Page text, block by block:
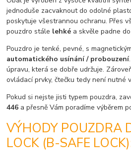
jednoduše zacvaknout do odolné
poskytuje všestrannou ochranu. Přes
pouzdro stále lehké a skvěle padne
Pouzdro je tenké, pevné, s
automatického usínání / probouzení
úpravu, která se dobře udržuje.
ovládací prvky, čtečku tedy není nutné
Pokud si nejste jisti typem pouzdra,
446 a přesně Vám poradíme výběrem
VÝHODY POUZDRA
LOCK (B-SAFE